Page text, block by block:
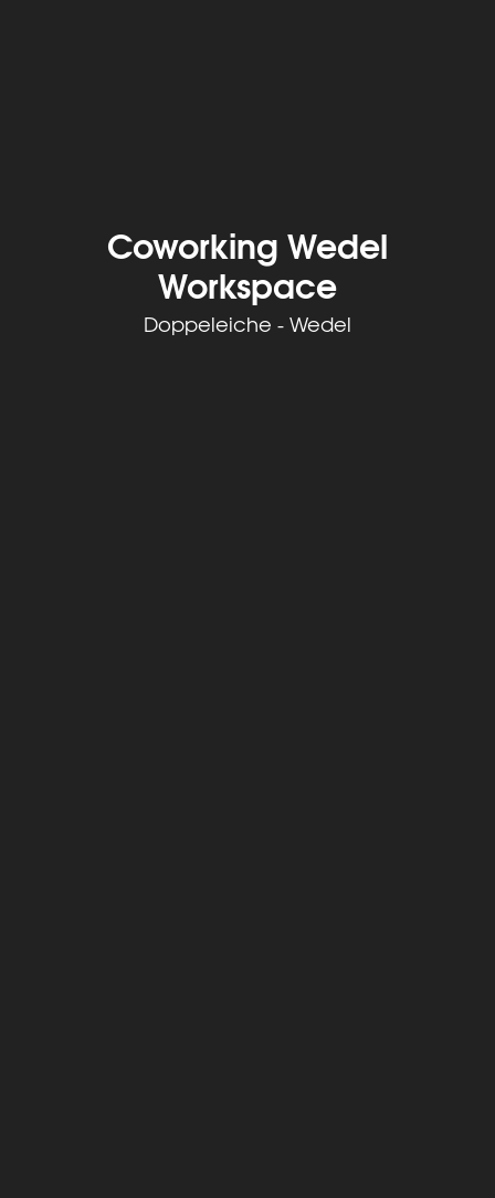
Coworking Wedel
Workspace
Doppeleiche - Wedel